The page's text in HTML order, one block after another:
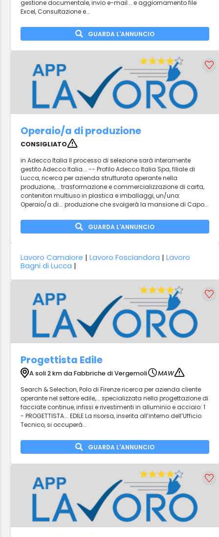
gestione documentale, invio e-mail... e aggiornamento file
Excel, Consultazione e...
GUARDA L'ANNUNCIO
Operaio/a di produzione
CONSIGLIATO
in Adecco Italia Il processo di selezione sarà interamente
gestito Adecco Italia... -- Profilo Adecco Italia Spa, filiale di
Lucca, ricerca per azienda strutturata operante nella
produzione,... trasformazione e commercializzazione di carta,
contenitori multiuso in plastica e imballaggi, un/una:
Operaio/a di... produzione che svolgerà la mansione di Capo...
GUARDA L'ANNUNCIO
Lavoro Camaiore |Lavoro Fosciandora |Lavoro
Bagni di Lucca |
Progettista Edile
A soli 2 km da Fabbriche di Vergemoli
MAW
Search & Selection, Polo di Firenze ricerca per azienda cliente
operante nel settore edile,... specializzata nella progettazione di
facciate continue, infissi e rivestimenti in alluminio e acciaio: 1
- PROGETTISTA... EDILE La risorsa, inserita all’interno dell’Ufficio
Tecnico, si occuperà...
GUARDA L'ANNUNCIO